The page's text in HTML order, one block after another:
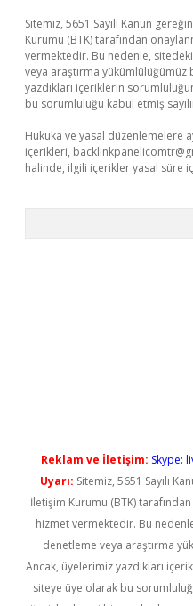
Sitemiz, 5651 Sayılı Kanun
Kurumu (BTK) tarafından
vermektedir. Bu nedenle,
veya araştırma
yazdıkları içeriklerin
bu sorumluluğu kabul etmiş
Hukuka ve yasal düzenlemelere
içerikleri,
halinde, ilgili içerikler yasal süre
Reklam ve İletişim: Skype:
Uyarı: Sitemiz, 5651 Sayılı
İletişim Kurumu (BTK)
hizmet vermektedir. Bu
denetleme veya araştırma
Ancak, üyelerimiz yazdıkları
siteye üye olarak bu